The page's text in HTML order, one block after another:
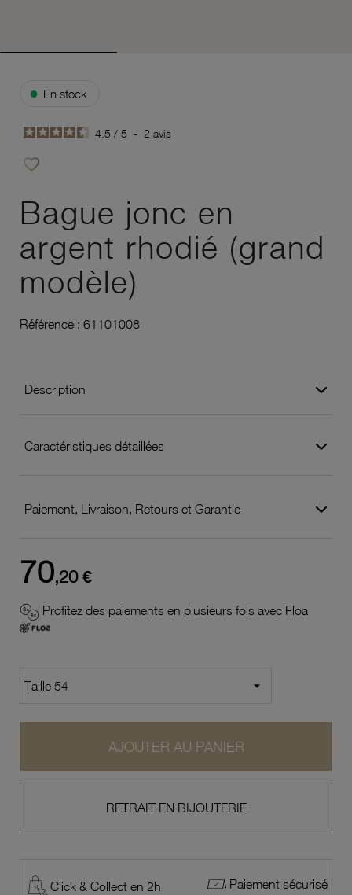
● En stock
4.5 / 5 - 2 avis
favorite_border
Bague jonc en
argent rhodié (grand
modèle)
Référence : 61101008
Description
Caractéristiques détaillées
Paiement, Livraison, Retours et Garantie
70,20 €
Profitez des paiements en plusieurs fois avec Floa
AJOUTER AU PANIER
RETRAIT EN BIJOUTERIE
Click & Collect en 2h Paiement sécurisé